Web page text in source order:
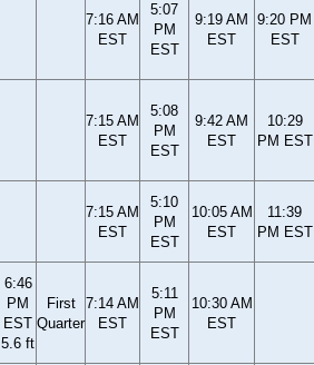
7:16 AM
EST
5:07
PM
EST
9:19 AM
EST
9:20 PM
EST
7:15 AM
EST
5:08
PM
EST
9:42 AM
EST
10:29
PM EST
7:15 AM
EST
5:10
PM
EST
10:05 AM
EST
11:39
PM EST
6:46
PM
EST
5.6 ft
First
Quarter
7:14 AM
EST
5:11
PM
EST
10:30 AM
EST